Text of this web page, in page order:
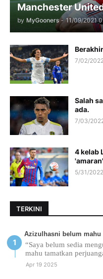
Manchester
by MyGooners - 11/09/2021
7/02/
Salah
ada.
7/03/
4 kelab
5/31/
TERKINI
Azizulhasni belum mahu
“Saya belum sedia
mahu tamatkan
Apr 19 2025